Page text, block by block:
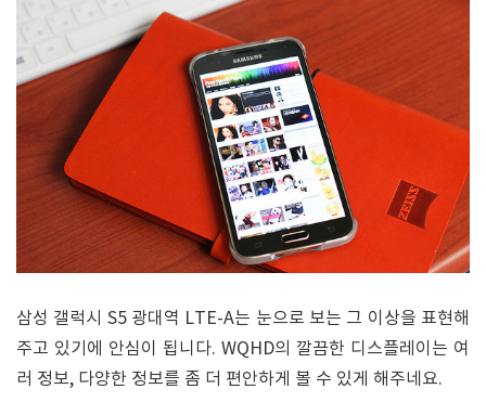
삼성 갤럭시 S5 광대역 LTE-A는 눈으로 보는 그 이상을 표현해
주고 있기에 안심이 됩니다. WQHD의 깔끔한 디스플레이는 여
러 정보, 다양한 정보를 좀 더 편안하게 볼 수 있게 해주네요.